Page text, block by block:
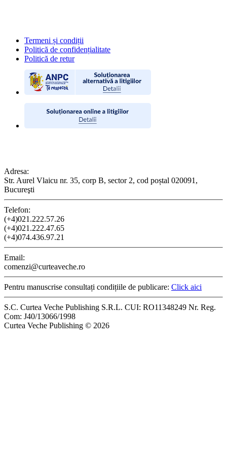
Termeni și condiții
Politică de confidențialitate
Politică de retur
Adresa:
Str. Aurel Vlaicu nr. 35, corp B, sector 2, cod poștal 020091,
Bucureşti
Telefon:
(+4)021.222.57.26
(+4)021.222.47.65
(+4)074.436.97.21
Email:
comenzi@curteaveche.ro
Pentru manuscrise consultați condițiile de publicare: Click aici
S.C. Curtea Veche Publishing S.R.L. CUI: RO11348249 Nr. Reg.
Com: J40/13066/1998
Curtea Veche Publishing © 2026